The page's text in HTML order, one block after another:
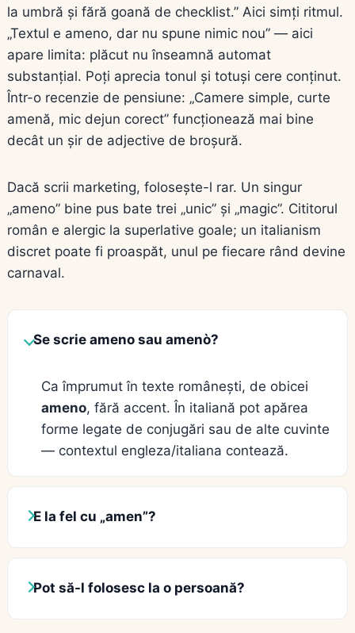
la umbră și fără goană de checklist.” Aici simți ritmul.
„Textul e ameno, dar nu spune nimic nou” — aici
apare limita: plăcut nu înseamnă automat
substanțial. Poți aprecia tonul și totuși cere conținut.
Într-o recenzie de pensiune: „Camere simple, curte
amenă, mic dejun corect” funcționează mai bine
decât un șir de adjective de broșură.
Dacă scrii marketing, folosește-l rar. Un singur
„ameno” bine pus bate trei „unic” și „magic”. Cititorul
român e alergic la superlative goale; un italianism
discret poate fi proaspăt, unul pe fiecare rând devine
carnaval.
Se scrie ameno sau amenò?
Ca împrumut în texte românești, de obicei
ameno, fără accent. În italiană pot apărea
forme legate de conjugări sau de alte cuvinte
— contextul engleza/italiana contează.
E la fel cu „amen”?
Pot să-l folosesc la o persoană?